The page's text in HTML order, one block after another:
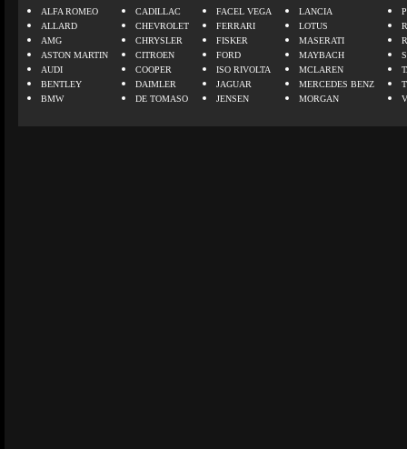
ALFA ROMEO
ALLARD
AMG
ASTON MARTIN
AUDI
BENTLEY
BMW
CADILLAC
CHEVROLET
CHRYSLER
CITROEN
COOPER
DAIMLER
DE TOMASO
FACEL VEGA
FERRARI
FISKER
FORD
ISO RIVOLTA
JAGUAR
JENSEN
LANCIA
LOTUS
MASERATI
MAYBACH
MCLAREN
MERCEDES BENZ
MORGAN